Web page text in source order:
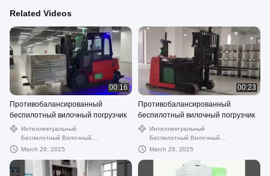
Related Videos
00:16
Противобалансированный
беспилотный вилочный погрузчик
Интеллектуальный
Беспилотный Вилочный
Погрузчик
March 29, 2025
00:23
Противобалансированный
беспилотный вилочный погрузчик
Интеллектуальный
Беспилотный Вилочный
Погрузчик
March 29, 2025